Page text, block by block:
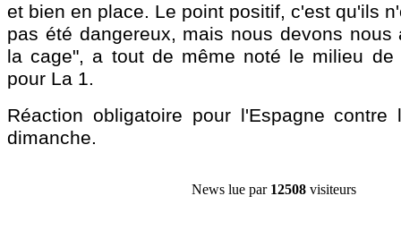
et bien en place. Le point positif, c'est qu'ils
pas été dangereux, mais nous devons nous
la cage", a tout de même noté le milieu de
pour La 1.
Réaction obligatoire pour l'Espagne contre
dimanche.
News lue par 12508 visiteurs